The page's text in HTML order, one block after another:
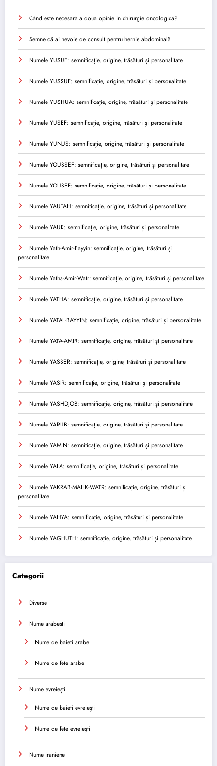
Când este necesară a doua opinie în chirurgie oncologică?
Semne că ai nevoie de consult pentru hernie abdominală
Numele YUSUF: semnificație, origine, trăsături și personalitate
Numele YUSSUF: semnificație, origine, trăsături și personalitate
Numele YUSHUA: semnificație, origine, trăsături și personalitate
Numele YUSEF: semnificație, origine, trăsături și personalitate
Numele YUNUS: semnificație, origine, trăsături și personalitate
Numele YOUSSEF: semnificație, origine, trăsături și personalitate
Numele YOUSEF: semnificație, origine, trăsături și personalitate
Numele YAUTAH: semnificație, origine, trăsături și personalitate
Numele YAUK: semnificație, origine, trăsături și personalitate
Numele Yath-Amir-Bayyin: semnificație, origine, trăsături și
personalitate
Numele Yatha-Amir-Watr: semnificație, origine, trăsături și personalitate
Numele YATHA: semnificație, origine, trăsături și personalitate
Numele YATAL-BAYYIN: semnificație, origine, trăsături și personalitate
Numele YATA-AMIR: semnificație, origine, trăsături și personalitate
Numele YASSER: semnificație, origine, trăsături și personalitate
Numele YASIR: semnificație, origine, trăsături și personalitate
Numele YASHDJOB: semnificație, origine, trăsături și personalitate
Numele YARUB: semnificație, origine, trăsături și personalitate
Numele YAMIN: semnificație, origine, trăsături și personalitate
Numele YALA: semnificație, origine, trăsături și personalitate
Numele YAKRAB-MALIK-WATR: semnificație, origine, trăsături și
personalitate
Numele YAHYA: semnificație, origine, trăsături și personalitate
Numele YAGHUTH: semnificație, origine, trăsături și personalitate
Categorii
Diverse
Nume arabesti
Nume de baieti arabe
Nume de fete arabe
Nume evreiești
Nume de baieti evreiești
Nume de fete evreiești
Nume iraniene